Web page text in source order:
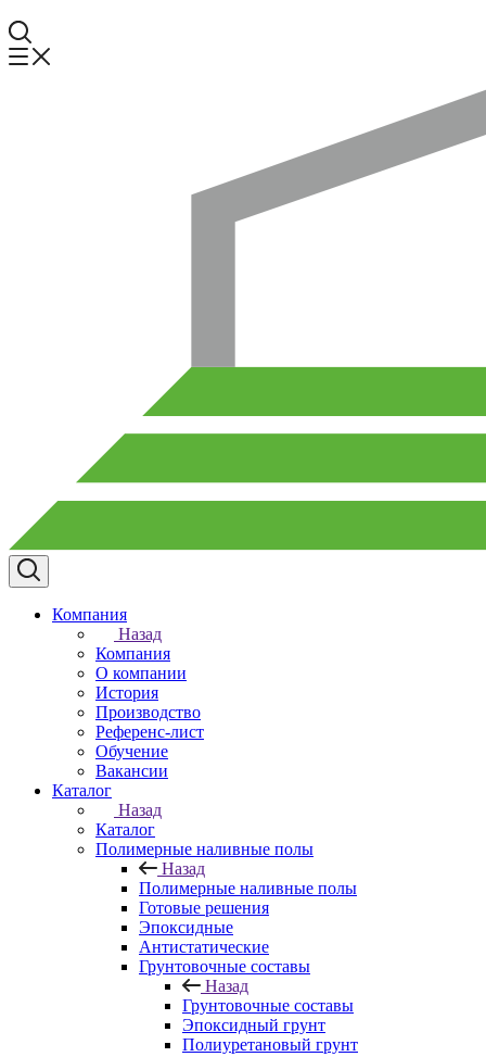
Компания
Назад
Компания
О компании
История
Производство
Референс-лист
Обучение
Вакансии
Каталог
Назад
Каталог
Полимерные наливные полы
Назад
Полимерные наливные полы
Готовые решения
Эпоксидные
Антистатические
Грунтовочные составы
Назад
Грунтовочные составы
Эпоксидный грунт
Полиуретановый грунт